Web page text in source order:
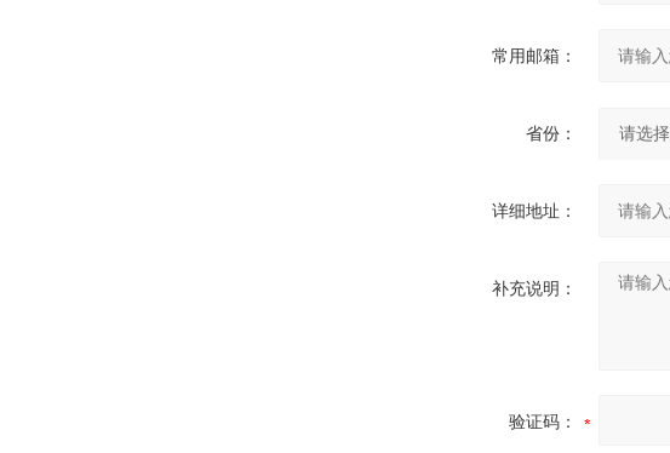
常用邮箱：
省份：
详细地址：
补充说明：
验证码：